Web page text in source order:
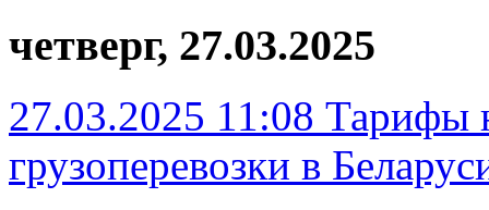
четверг, 27.03.2025
27.03.2025 11:08 Тарифы
грузоперевозки в